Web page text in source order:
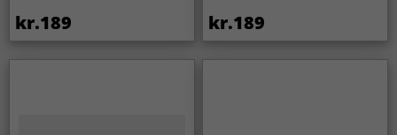
kr.189 kr.189